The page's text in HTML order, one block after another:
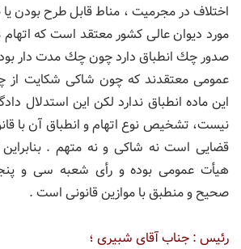
اختلاف در مجرمیت ، مناط قابل طرح بودن
صدور چك انطباق دارد چون چك مدت دار
عمومی معتقدند كه چون شاكی شكایت از
این ماده انطباق ندارد لكن این استدلال
نیست، تشخیص نوع اتهام و انطباق آن با
قضایی است نه شاكی و نه متهم .
هیأت عمومی بوده و رأی شعبه سی و
صحیح و منطبق با موازین قانونی است .
رئیس : جناب آقای شبیری ؛